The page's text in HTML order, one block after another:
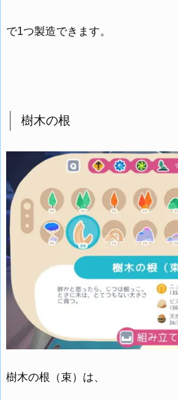
で1つ製造できます。
樹木の根
樹木の根（束）は、